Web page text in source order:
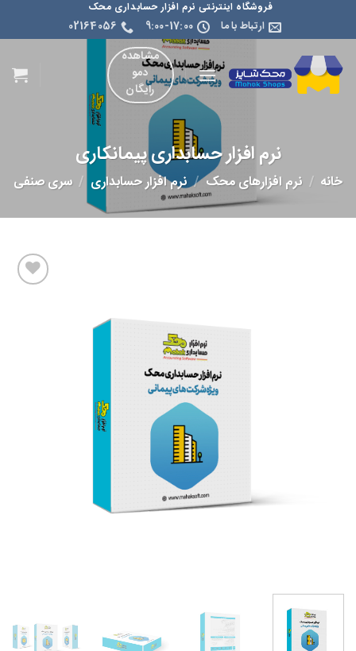
فروشگاه اینترنتی نرم افزار حسابداری محک
ارتباط با ما 9:00-17:00
02164056
مشاهده
دمو
رایگان
نرم افزار حسابداری پیمانکاری
خانه / نرم افزارهای محک / نرم افزار حسابداری / سری صنفی